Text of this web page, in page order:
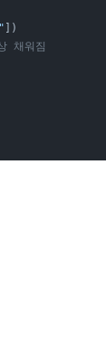
])
채워짐